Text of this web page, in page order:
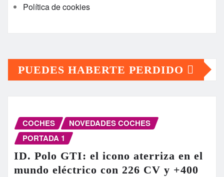
Política de cookies
PUEDES HABERTE PERDIDO
COCHES
NOVEDADES COCHES
PORTADA 1
ID. Polo GTI: el icono aterriza en el
mundo eléctrico con 226 CV y +400